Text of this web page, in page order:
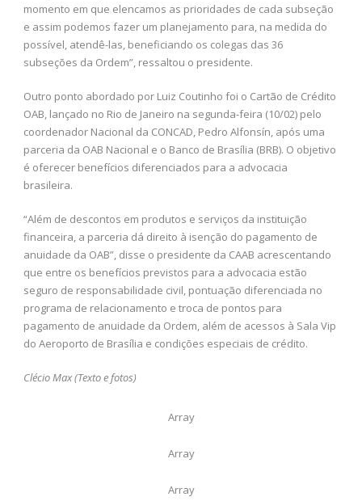
momento em que elencamos as prioridades de cada subseção
e assim podemos fazer um planejamento para, na medida do
possível, atendê-las, beneficiando os colegas das 36
subseções da Ordem”, ressaltou o presidente.
Outro ponto abordado por Luiz Coutinho foi o Cartão de Crédito
OAB, lançado no Rio de Janeiro na segunda-feira (10/02) pelo
coordenador Nacional da CONCAD, Pedro Alfonsín, após uma
parceria da OAB Nacional e o Banco de Brasília (BRB). O objetivo
é oferecer benefícios diferenciados para a advocacia
brasileira.
“Além de descontos em produtos e serviços da instituição
financeira, a parceria dá direito à isenção do pagamento de
anuidade da OAB”, disse o presidente da CAAB acrescentando
que entre os benefícios previstos para a advocacia estão
seguro de responsabilidade civil, pontuação diferenciada no
programa de relacionamento e troca de pontos para
pagamento de anuidade da Ordem, além de acessos à Sala Vip
do Aeroporto de Brasília e condições especiais de crédito.
Clécio Max (Texto e fotos)
Array
Array
Array